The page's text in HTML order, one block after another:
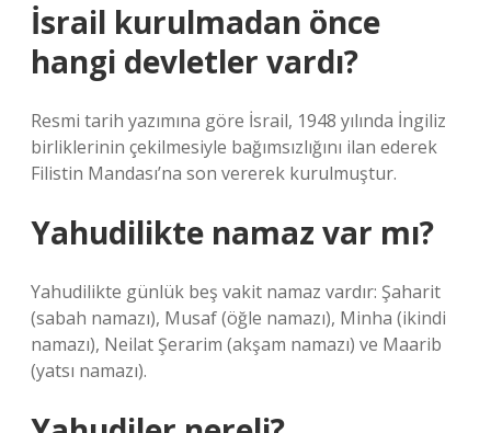
İsrail kurulmadan önce
hangi devletler vardı?
Resmi tarih yazımına göre İsrail, 1948 yılında İngiliz
birliklerinin çekilmesiyle bağımsızlığını ilan ederek
Filistin Mandası’na son vererek kurulmuştur.
Yahudilikte namaz var mı?
Yahudilikte günlük beş vakit namaz vardır: Şaharit
(sabah namazı), Musaf (öğle namazı), Minha (ikindi
namazı), Neilat Şerarim (akşam namazı) ve Maarib
(yatsı namazı).